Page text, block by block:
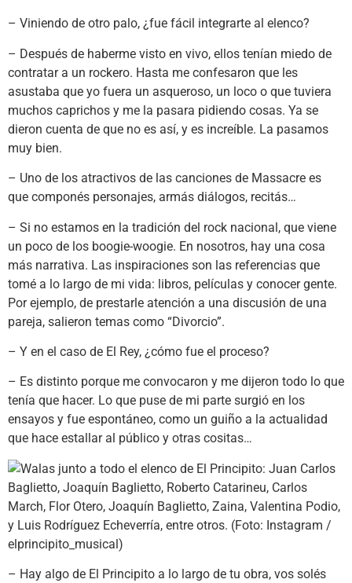
– Viniendo de otro palo, ¿fue fácil integrarte al elenco?
– Después de haberme visto en vivo, ellos tenían miedo de
contratar a un rockero. Hasta me confesaron que les
asustaba que yo fuera un asqueroso, un loco o que tuviera
muchos caprichos y me la pasara pidiendo cosas. Ya se
dieron cuenta de que no es así, y es increíble. La pasamos
muy bien.
– Uno de los atractivos de las canciones de Massacre es
que componés personajes, armás diálogos, recitás…
– Si no estamos en la tradición del rock nacional, que viene
un poco de los boogie-woogie. En nosotros, hay una cosa
más narrativa. Las inspiraciones son las referencias que
tomé a lo largo de mi vida: libros, películas y conocer gente.
Por ejemplo, de prestarle atención a una discusión de una
pareja, salieron temas como “Divorcio”.
– Y en el caso de El Rey, ¿cómo fue el proceso?
– Es distinto porque me convocaron y me dijeron todo lo que
tenía que hacer. Lo que puse de mi parte surgió en los
ensayos y fue espontáneo, como un guiño a la actualidad
que hace estallar al público y otras cositas…
– Hay algo de El Principito a lo largo de tu obra, vos solés